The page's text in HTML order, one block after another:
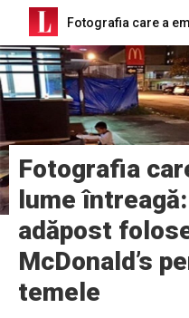
Fotografia
lume
adăpost
McDonald’s
temele